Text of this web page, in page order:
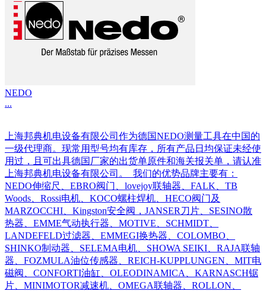
NEDO
...
上海邦典机电设备有限公司作为德国NEDO测量工具在中国的
一级代理商。现常用型号均有库存，所有产品日均保证未经使
用过，且可出具德国厂家的出货单原件和海关报关单，请认准
上海邦典机电设备有限公司。 我们的优势品牌主要有：
NEDO伸缩尺、EBRO阀门、lovejoy联轴器、FALK、TB
Woods、Rossi电机、KOCO螺柱焊机、HECO阀门及
MARZOCCHI、Kingston安全阀，JANSER刀片、SESINO散
热器、EMME气动执行器、MOTIVE、SCHMIDT、
LANDEFELD过滤器、EMMEGI换热器、COLOMBO、
SHINKO制动器、SELEMA电机、SHOWA SEIKI、RAJA联轴
器、FOZMULA油位传感器、REICH-KUPPLUNGEN、MIT电
磁阀、CONFORTI油缸、OLEODINAMICA、KARNASCH锯
片、MINIMOTOR减速机、OMEGA联轴器、ROLLON、